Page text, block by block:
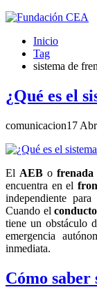
Inicio
Tag
sistema de
¿Qué es el
comunicacion17
El AEBo frenada
encuentra en el
independiente
Cuando el
tiene un obstáculo
emergencia
inmediata.
Cómo saber